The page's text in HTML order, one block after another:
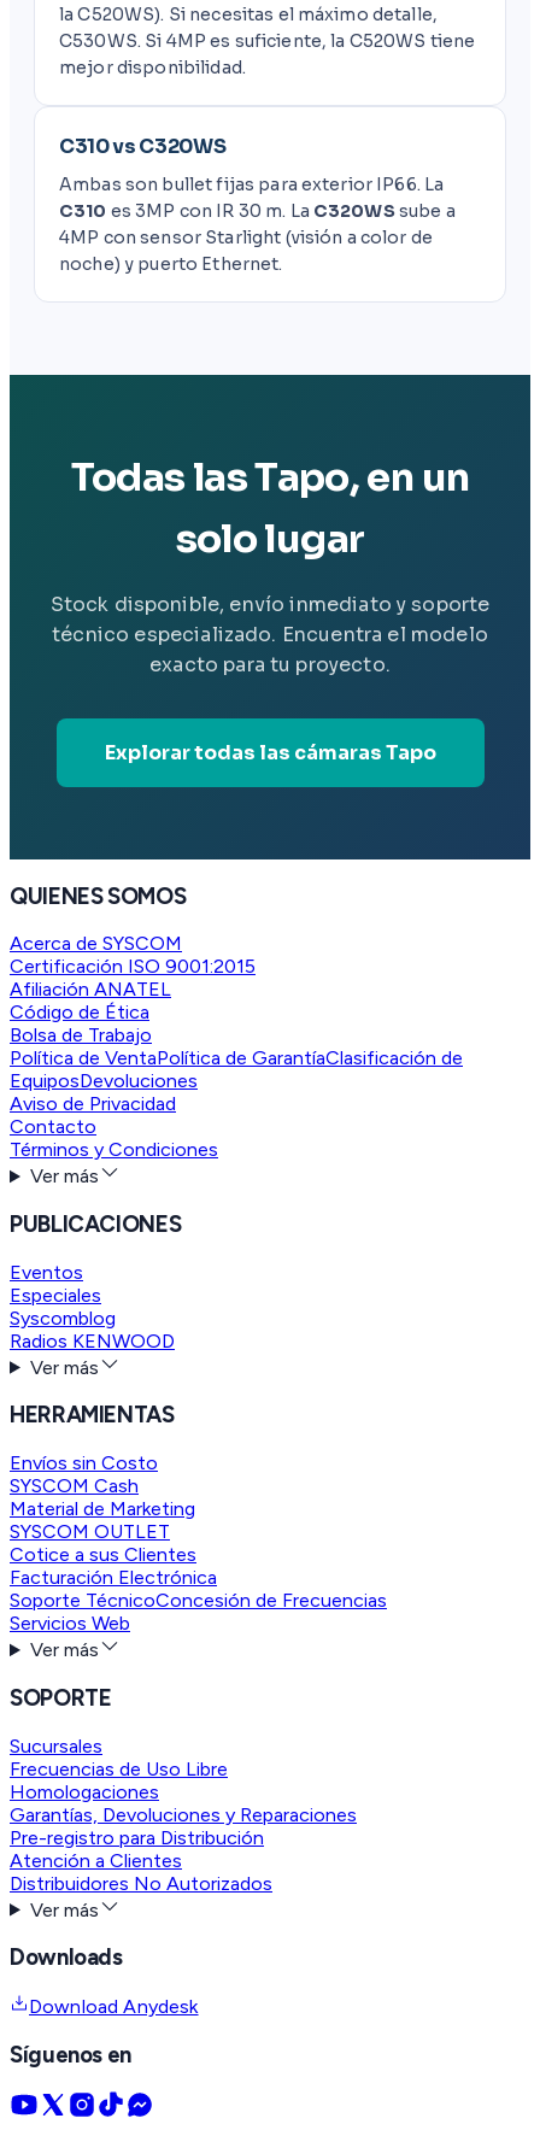
la C520WS). Si necesitas el máximo detalle,
C530WS. Si 4MP es suficiente, la C520WS tiene
mejor disponibilidad.
C310 vs C320WS
Ambas son bullet fijas para exterior IP66. La
C310 es 3MP con IR 30 m. La C320WSsube a
4MP con sensor Starlight (visión a color de
noche) y puerto Ethernet.
Todas las Tapo, en un
solo lugar
Stock disponible, envío inmediato y soporte
técnico especializado. Encuentra el modelo
exacto para tu proyecto.
Explorar todas las cámaras Tapo
QUIENES SOMOS
Acerca de SYSCOM
Certificación ISO 9001:2015
Afiliación ANATEL
Código de Ética
Bolsa de Trabajo
Política de VentaPolítica de GarantíaClasificación de
EquiposDevoluciones
Aviso de Privacidad
Contacto
Términos y Condiciones
Ver más
PUBLICACIONES
Eventos
Especiales
Syscomblog
Radios KENWOOD
Ver más
HERRAMIENTAS
Envíos sin Costo
SYSCOM Cash
Material de Marketing
SYSCOM OUTLET
Cotice a sus Clientes
Facturación Electrónica
Soporte TécnicoConcesión de Frecuencias
Servicios Web
Ver más
SOPORTE
Sucursales
Frecuencias de Uso Libre
Homologaciones
Garantías, Devoluciones y Reparaciones
Pre-registro para Distribución
Atención a Clientes
Distribuidores No Autorizados
Ver más
Downloads
Download Anydesk
Síguenos en